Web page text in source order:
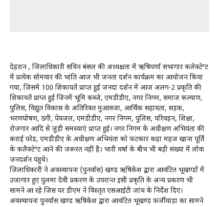
देहरादून , जिलाधिकारी सविन बंसल की अध्यक्षता में ऋषिपर्णा सभागार कलेक्टेªट
में प्रत्येक सोमवार की भांति आज भी जनता दर्शन कार्यक्रम का आयोजन किया
गया, जिसमें 100 शिकायतें प्राप्त हुई जनदा दर्शन में आज अलग-2 प्रकृति की
शिकायतें प्राप्त हुई जिनमें भूमि कब्जे, एमडीडीए, नगर निगम, समाज कल्याण,
पुलिस, विद्युत विकास के अतिरिक्त मुआवजा, आर्थिक सहायता, सड़क,
भरणपोषण, ठगी, पेयजल, एमडीडीए, नगर निगम, पुलिस, परिवहन, शिक्षा,
रोजगार आदि से जुड़ी समस्याएं प्राप्त हुई। नगर निगम के अधीक्षण अभियंता की
कराई परेड, एमडीडीए के अधीक्षण अभियंता को फटकार कहा महज खाना पूर्ति
के कलैक्टेªट आने की जरूरत नहीं है। भारी वर्षा के बीच भी बड़ी संख्या में लोक
जनदर्शन पंहुचे।
जिलाधिकारी ने अवस्थापना (पुनर्वास) खण्ड ऋषिकेश द्वारा आवंटित भूखण्डों में
उजागार हुए पुलमा देवी प्रकरण के उपरान्त इसी प्रकृति के अन्य प्रकरण भी
सामने आ रहे जिस पर डीएम ने विस्तृत एसआईटी जांच के निर्देश दिए।
अवस्थापना पुनर्वास खण्ड ऋषिकेश द्वारा आवंटित भूखण्ड फर्जीवाड़ा का सामने